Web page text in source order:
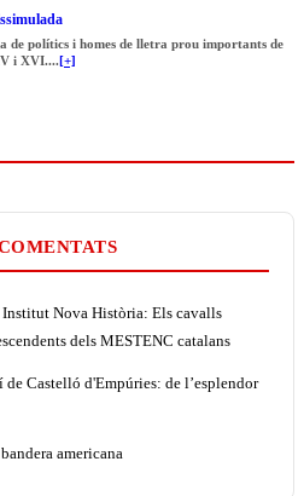
de polítics i homes de lletra prou importants de
i XVI....[+]
Institut Nova Història: Els cavalls
dels MESTENC catalans
de Castelló d'Empúries: de l’esplendor
americana